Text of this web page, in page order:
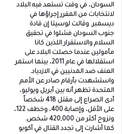
السودان، في وقت تستعد فيه البلاد
لانتخابات من المقرر إجراؤها في
ديسمبر. وقالت لوسيتا إن قادة
جنوب السودان فشلوا في تحقيق
السلام والاستقرار اللذين كانا
مأمولين عندما حصلت البلاد على
استقلالها في عام 2011، بينما استمر
العنف ضد المدنيين في الازدياد.
واستشهدت بأرقام صادر عن الأمم
المتحدة تظهر أنه بين أبريل ويوليو،
أدى الصراع إلى مقتل 418 شخصاً
على الأقل، وإصابة 400، وخطف 122،
ونزوح أكثر من 420,000 شخص.
كما أشارت إلى تجدد القتال في أكوبو